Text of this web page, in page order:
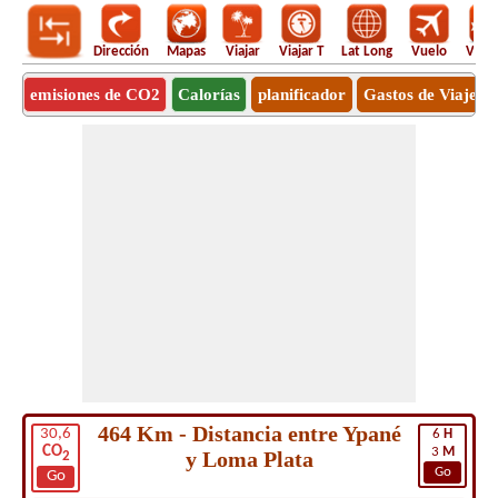
Dirección Mapas Viajar Viajar T Lat Long Vuelo
emisiones de CO2 Calorías planificador Gastos de Viaje
30,6
CO2
Go
6 H
3 M
Go
464 Km - Distancia entre Ypané
y Loma Plata